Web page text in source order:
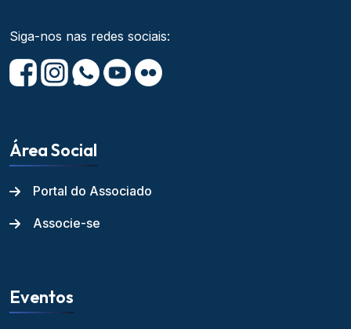
Siga-nos nas redes sociais:
Área Social
Portal do Associado
Associe-se
Eventos